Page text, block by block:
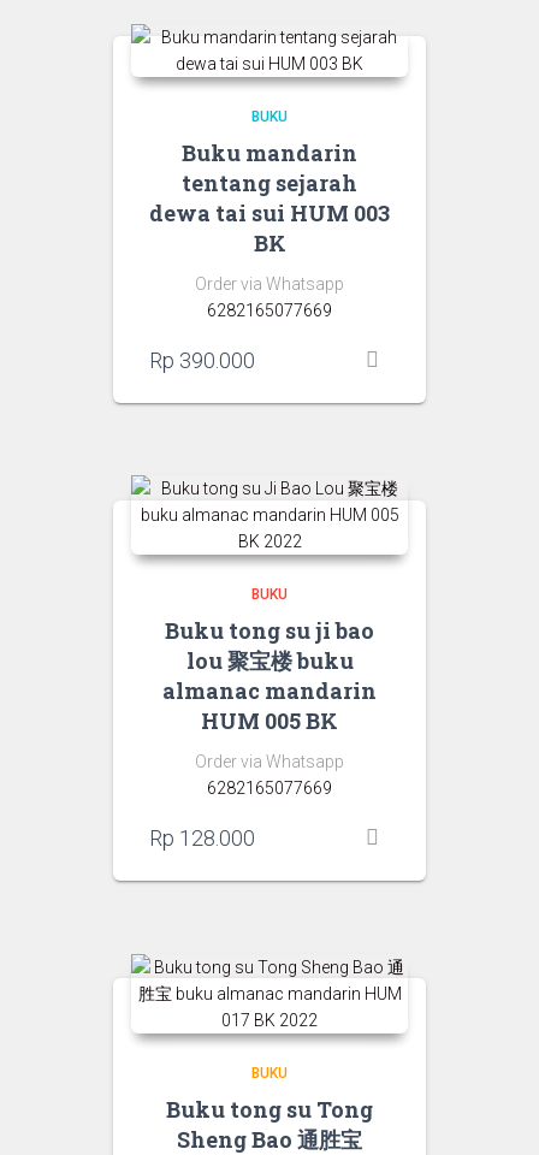
BUKU
Buku mandarin
tentang sejarah
dewa tai sui HUM 003
BK
Order via Whatsapp
6282165077669
Rp 390.000
BUKU
Buku tong su ji bao
lou 聚宝楼 buku
almanac mandarin
HUM 005 BK
Order via Whatsapp
6282165077669
Rp 128.000
BUKU
Buku tong su Tong
Sheng Bao 通胜宝